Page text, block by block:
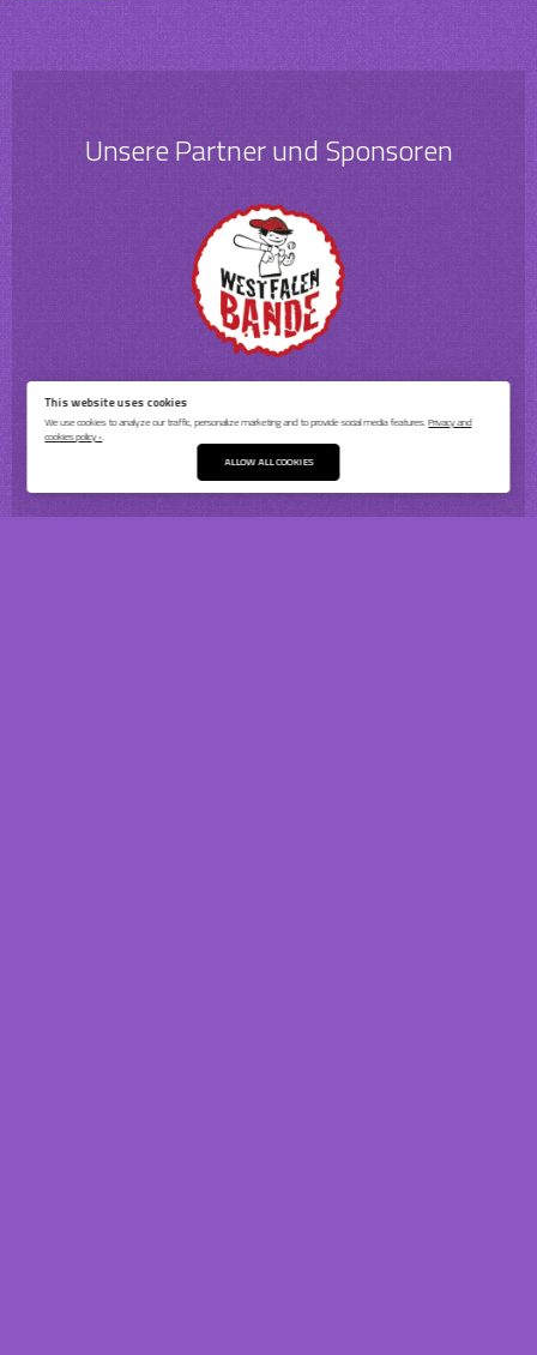
Unsere Partner und Sponsoren
This website uses cookies
We use cookies to analyze our traffic, personalize marketing and to provide social media features.Privacy and
cookies policy ›.
ALLOW ALL COOKIES